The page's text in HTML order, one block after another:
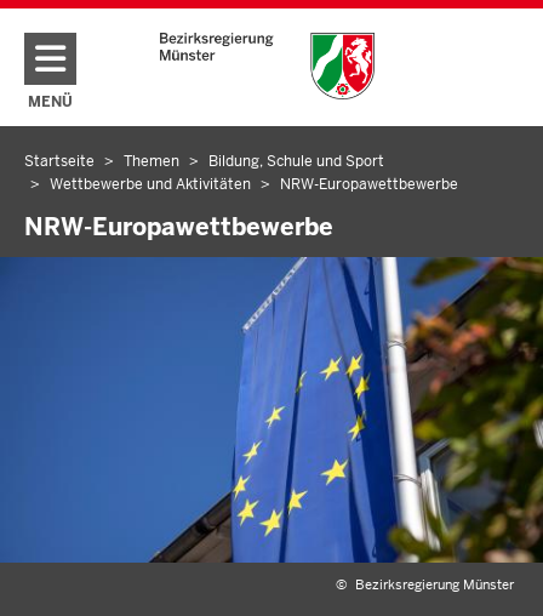
Direkt zum Inhalt
MENÜ
NAVIGATION AKTIVIEREN/DEAKTIVIEREN: HAUPTMENÜ
Sie
befinden
sich
hier
Startseite Themen
Bildung, Schule und Sport
Wettbewerbe und Aktivitäten
NRW-Europawettbewerbe
NRW-Europawettbewerbe
© Bezirksregierung Münster